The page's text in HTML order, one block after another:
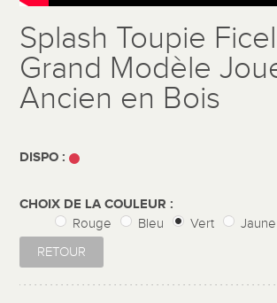
Splash Toupie
Grand Modèle
Ancien en Bois
DISPO :
CHOIX DE LA COULEUR :
Rouge Bleu Vert
Jaune
RETOUR